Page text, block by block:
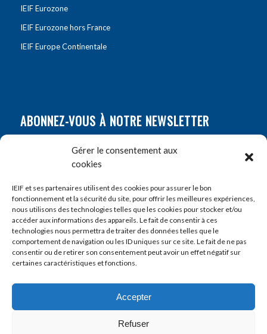
Gérer le consentement aux
cookies
IEIF et ses partenaires utilisent des cookies pour assurer le bon
fonctionnement et la sécurité du site, pour offrir les meilleures expériences,
nous utilisons des technologies telles que les cookies pour stocker et/ou
accéder aux informations des appareils. Le fait de consentir à ces
technologies nous permettra de traiter des données telles que le
comportement de navigation ou les ID uniques sur ce site. Le fait de ne pas
consentir ou de retirer son consentement peut avoir un effet négatif sur
certaines caractéristiques et fonctions.
Accepter
Refuser
IEIF Eurozone
IEIF Eurozone hors France
IEIF Europe Continentale
ABONNEZ-VOUS À NOTRE NEWSLETTER
Prénom*
E-mail*